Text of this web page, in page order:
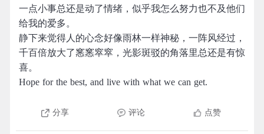
一点小事总还是动了情绪，似乎我怎么努力也不及他们
给我的爱多。
静下来觉得人的心念好像雨林一样神秘，一阵风经过，
千百倍放大了窸窸窣窣，光影斑驳的角落里总还是有惊
喜。
Hope for the best, and live with what we can get.
分享 评论 点赞